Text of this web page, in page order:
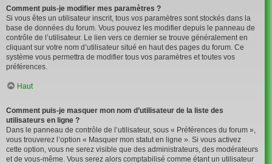
Comment puis-je modifier mes paramètres ?
Si vous êtes un utilisateur inscrit, tous vos paramètres sont stockés dans la
base de données du forum. Vous pouvez les modifier depuis le panneau de
contrôle de l’utilisateur. Le lien vers ce dernier se trouve généralement en
cliquant sur votre nom d’utilisateur situé en haut des pages du forum. Ce
système vous permettra de modifier tous vos paramètres et toutes vos
préférences.
Haut
Comment puis-je masquer mon nom d’utilisateur de la liste des
utilisateurs en ligne ?
Dans le panneau de contrôle de l’utilisateur, sous « Préférences du forum »,
vous trouverez l’option « Masquer mon statut en ligne ». Si vous activez
cette option, vous ne serez visible que des administrateurs, des modérateurs
et de vous-même. Vous serez alors comptabilisé comme étant un utilisateur